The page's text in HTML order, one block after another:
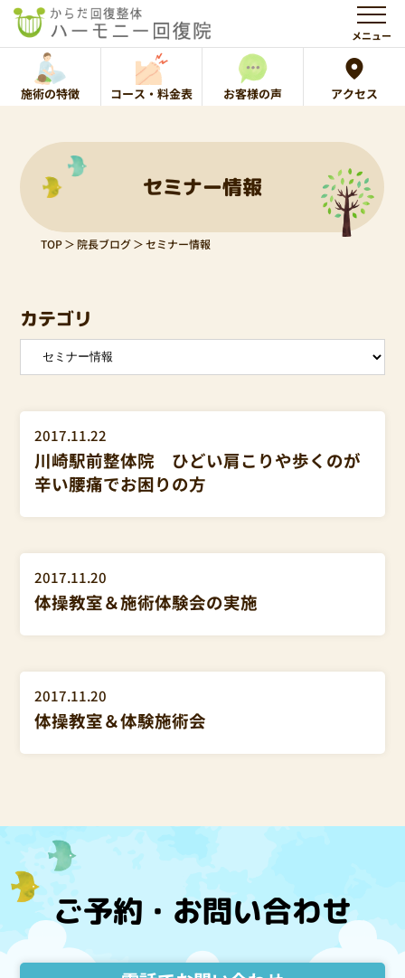
メニュー
施術の特徴 コース・料金表 お客様の声 アクセス
セミナー情報
TOP 院長ブログ セミナー情報
カテゴリ
2017.11.22
川崎駅前整体院 ひどい肩こりや歩くのが
辛い腰痛でお困りの方
2017.11.20
体操教室＆施術体験会の実施
2017.11.20
体操教室＆体験施術会
ご予約・お問い合わせ